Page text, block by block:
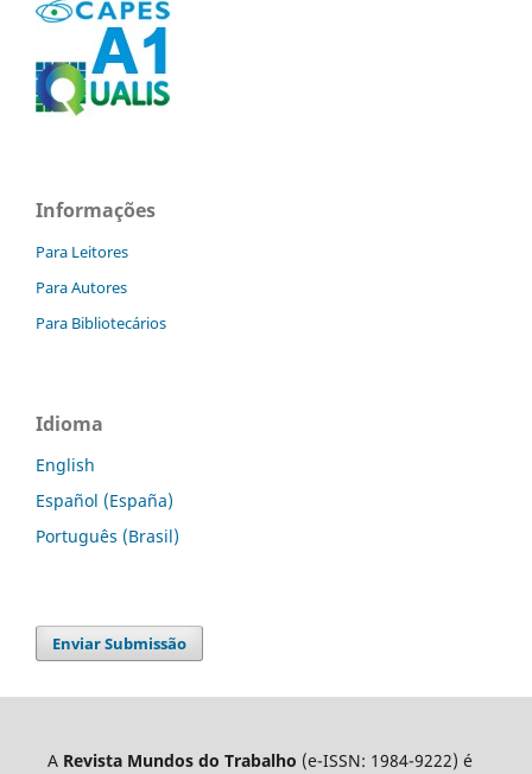
Informações
Para Leitores
Para Autores
Para Bibliotecários
Idioma
English
Español (España)
Português (Brasil)
Enviar Submissão
A Revista Mundos do Trabalho (e-ISSN: 1984-9222) é